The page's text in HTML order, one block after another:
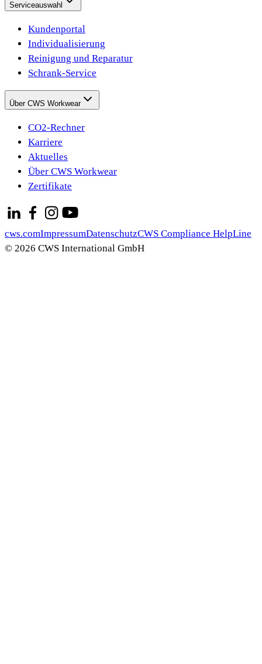
Serviceauswahl
Kundenportal
Individualisierung
Reinigung und Reparatur
Schrank-Service
Über CWS Workwear
CO2-Rechner
Karriere
Aktuelles
Über CWS Workwear
Zertifikate
cws.comImpressumDatenschutzCWS Compliance HelpLine
© 2026 CWS International GmbH